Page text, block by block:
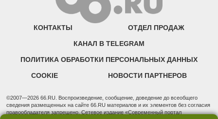
КОНТАКТЫ ОТДЕЛ ПРОДАЖ
КАНАЛ В TELEGRAM
ПОЛИТИКА ОБРАБОТКИ ПЕРСОНАЛЬНЫХ ДАННЫХ
COOKIE НОВОСТИ ПАРТНЕРОВ
©2007—2026 66.RU. Воспроизведение, сообщение, доведение до всеобщего
сведения размещенных на сайте 66.RU материалов и их элементов без согласия
правообладателя запрещено. Сетевое издание «Современный портал